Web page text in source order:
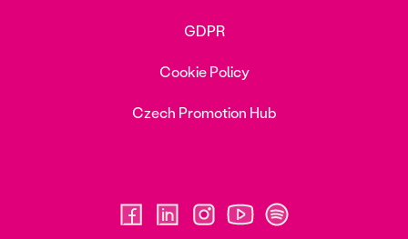
GDPR
Cookie Policy
Czech Promotion Hub